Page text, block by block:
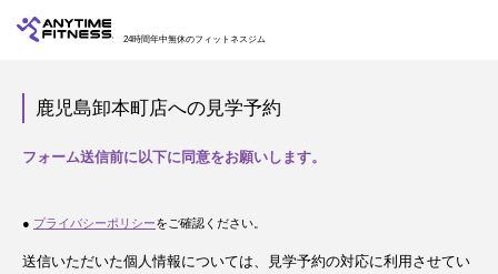
24時間年中無休のフィットネスジム
鹿児島卸本町店への見学予約
フォーム送信前に以下に同意をお願いします。
● プライバシーポリシーをご確認ください。
送信いただいた個人情報については、見学予約の対応に利用させてい